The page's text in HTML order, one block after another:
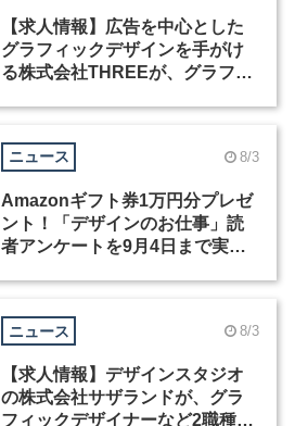
【求人情報】広告を中心とした
グラフィックデザインを手がけ
る株式会社THREEが、グラフィ
ニュース 8/3
Amazonギフト券1万円分プレゼ
ント！「デザインのお仕事」読
者アンケートを9月4日まで実施
ニュース 8/3
【求人情報】デザインスタジオ
の株式会社サザランドが、グラ
フィックデザイナーなど2職種を